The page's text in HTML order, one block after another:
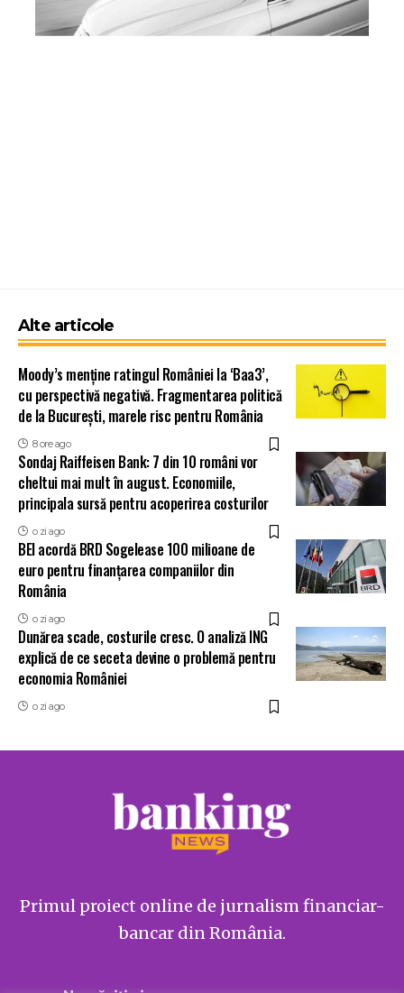
Alte articole
Moody’s menține ratingul României la ‘Baa3’,
cu perspectivă negativă. Fragmentarea politică
de la București, marele risc pentru România
8 ore ago
Sondaj Raiffeisen Bank: 7 din 10 români vor
cheltui mai mult în august. Economiile,
principala sursă pentru acoperirea costurilor
o zi ago
BEI acordă BRD Sogelease 100 milioane de
euro pentru finanțarea companiilor din
România
o zi ago
Dunărea scade, costurile cresc. O analiză ING
explică de ce seceta devine o problemă pentru
economia României
o zi ago
Primul proiect online de jurnalism financiar-
bancar din România.